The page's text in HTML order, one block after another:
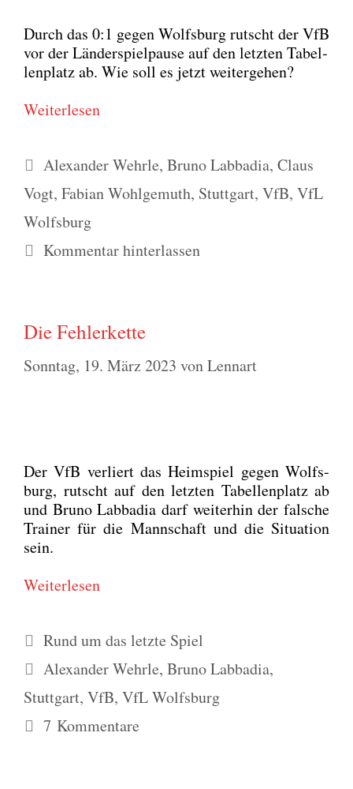
Durch das 0:1 gegen Wolfs­burg rutscht der VfB
vor der Län­der­spiel­pau­se auf den letz­ten Tabel­
len­platz ab. Wie soll es jetzt wei­ter­ge­hen?
Wei­ter­le­sen
Schlagwörter
Alexander Wehrle, Bruno Labbadia, Claus
Vogt, Fabian Wohlgemuth, Stuttgart, VfB, VfL
Wolfsburg
Kommentar hinterlassen
Die Fehlerkette
Sonntag, 19. März 2023 vonLennart
Der VfB ver­liert das Heim­spiel gegen Wolfs­
burg, rutscht auf den letz­ten Tabel­len­platz ab
und Bru­no Lab­ba­dia darf wei­ter­hin der fal­sche
Trai­ner für die Mann­schaft und die Situa­ti­on
sein.
Wei­ter­le­sen
Kategorien
Rund um das letzte Spiel
Schlagwörter
Alexander Wehrle, Bruno Labbadia,
Stuttgart, VfB, VfL Wolfsburg
7 Kommentare